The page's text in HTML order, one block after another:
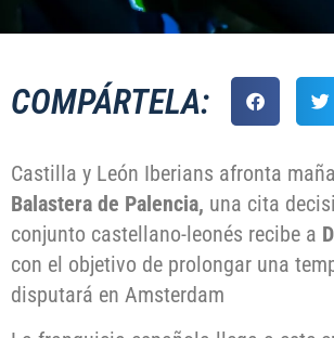
COMPÁRTELA:
Castilla y León Iberians afronta
Balastera de Palencia, una cita
conjunto castellano-leonés recibe a
con el objetivo de prolongar una
disputará en Amsterdam